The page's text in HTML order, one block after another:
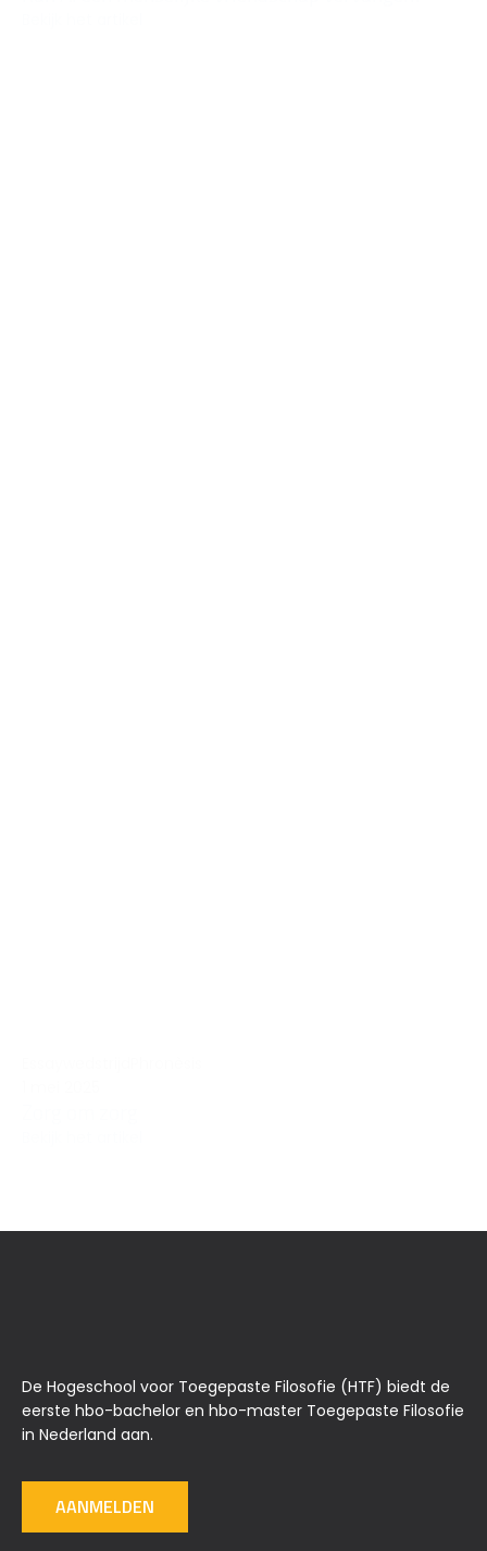
De Hogeschool voor Toegepaste Filosofie (HTF) biedt de
eerste hbo-bachelor en hbo-master Toegepaste Filosofie
in Nederland aan.
AANMELDEN